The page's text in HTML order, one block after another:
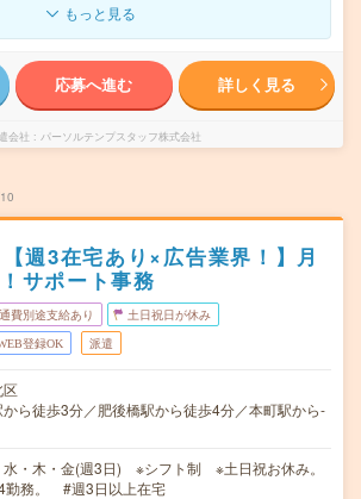
もっと見る
応募へ進む 詳しく見る
会社 パーソルテンプスタッフ株式会社
週3在宅あり×広告業界！】月
サポート事務
費別途支給あり 土日祝日が休み
登録OK 派遣
区
ら徒歩3分／肥後橋駅から徒歩4分／本町駅から-
水・木・金(週3日) ※シフト制 ※土日祝お休み。
勤務。 #週3日以上在宅